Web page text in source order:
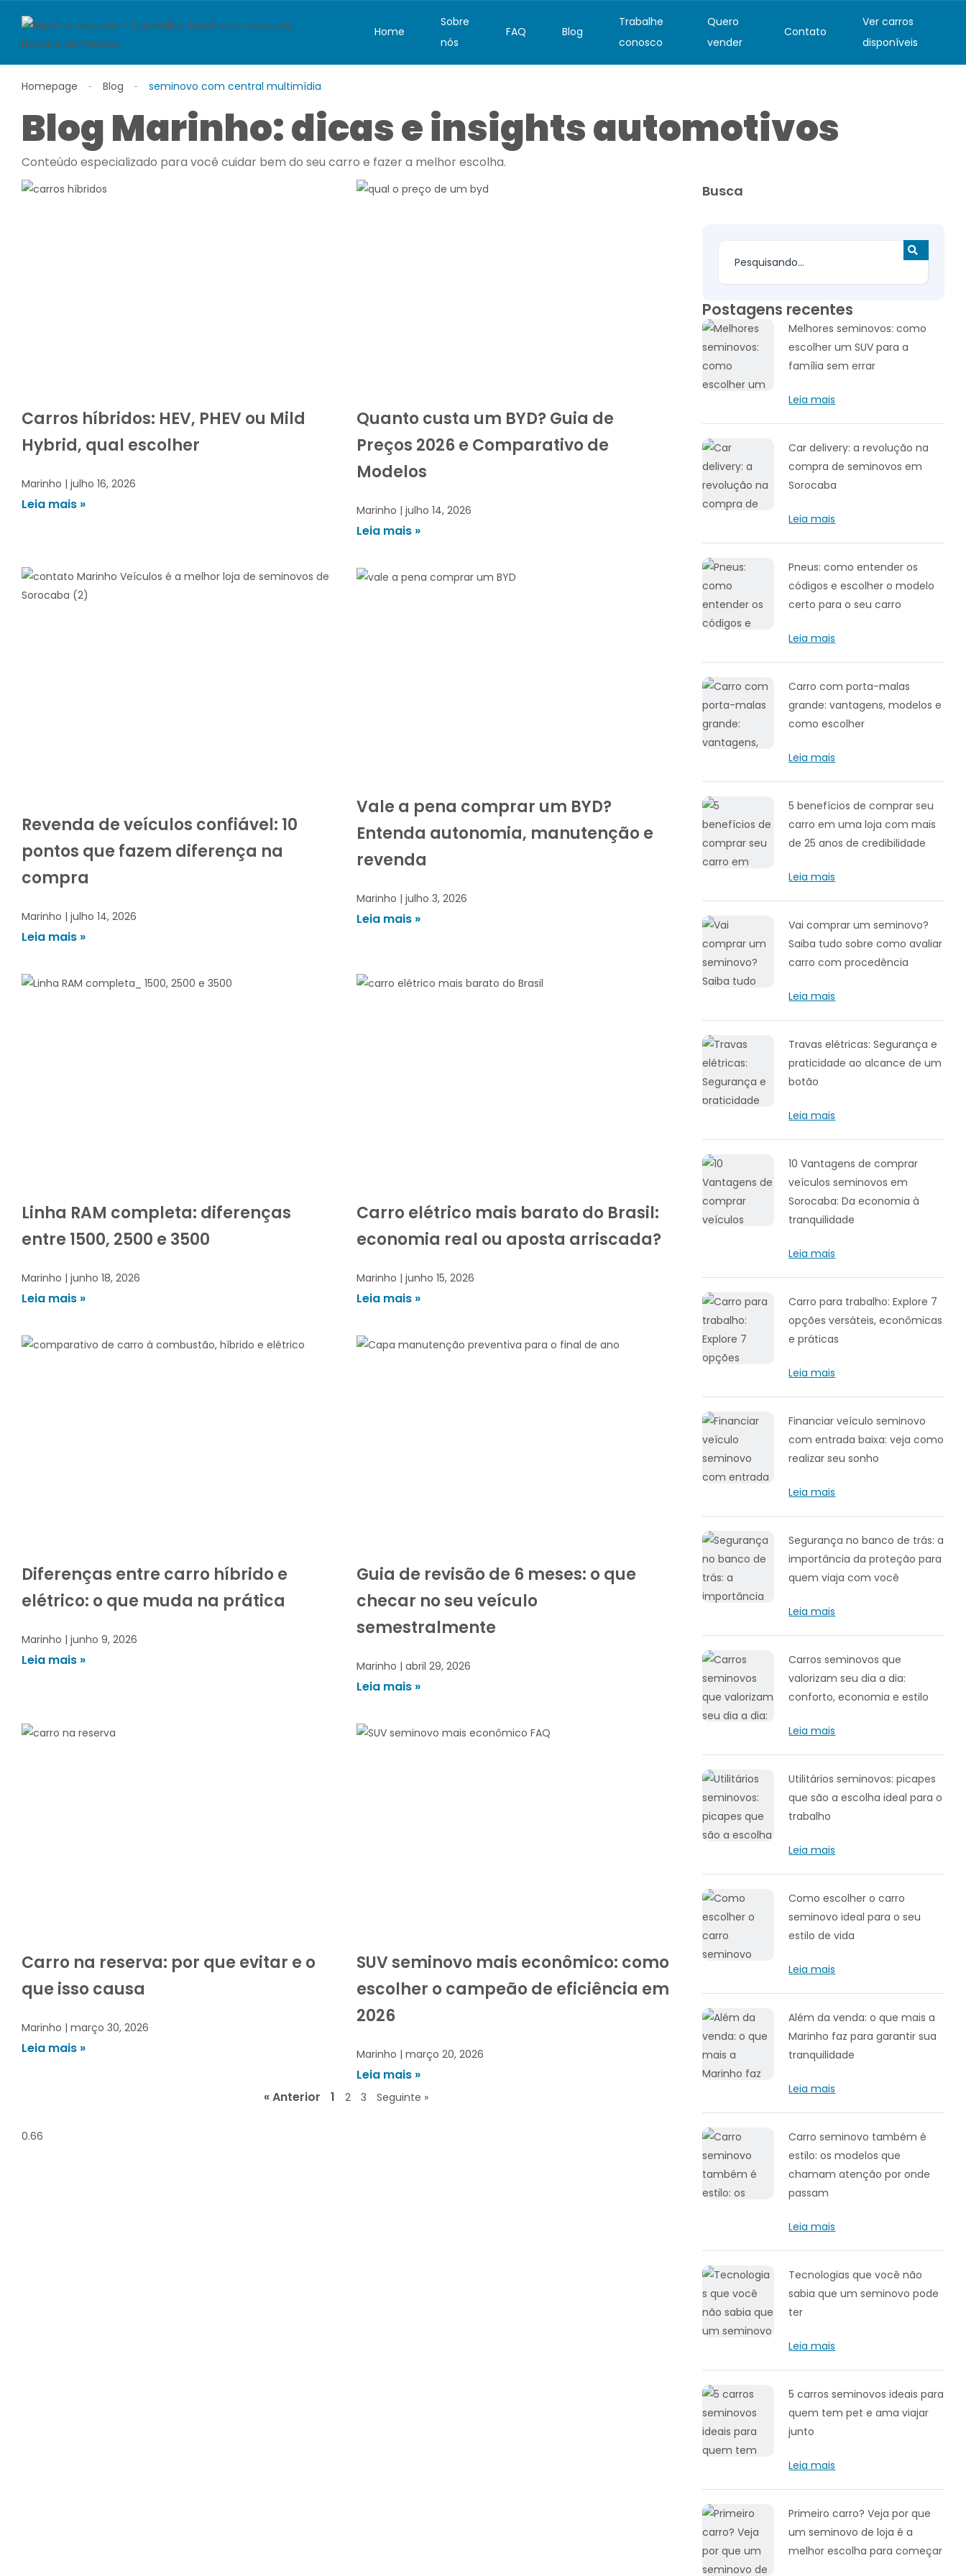
Home
Sobre
nós
FAQ Blog
Trabalhe
conosco
Quero
vender
Contato
Ver carros
disponíveis
Homepage Blog seminovo com central multimídia
Blog Marinho: dicas e insights automotivos
Conteúdo especializado para você cuidar bem do seu carro e fazer a melhor escolha.
Carros híbridos: HEV, PHEV ou Mild
Hybrid, qual escolher
Marinho julho 16, 2026
Leia mais »
Quanto custa um BYD? Guia de
Preços 2026 e Comparativo de
Modelos
Marinho julho 14, 2026
Leia mais »
Revenda de veículos confiável: 10
pontos que fazem diferença na
compra
Marinho julho 14, 2026
Leia mais »
Vale a pena comprar um BYD?
Entenda autonomia, manutenção e
revenda
Marinho julho 3, 2026
Leia mais »
Linha RAM completa: diferenças
entre 1500, 2500 e 3500
Marinho junho 18, 2026
Leia mais »
Carro elétrico mais barato do Brasil:
economia real ou aposta arriscada?
Marinho junho 15, 2026
Leia mais »
Diferenças entre carro híbrido e
elétrico: o que muda na prática
Marinho junho 9, 2026
Leia mais »
Guia de revisão de 6 meses: o que
checar no seu veículo
semestralmente
Marinho abril 29, 2026
Leia mais »
Carro na reserva: por que evitar e o
que isso causa
Marinho março 30, 2026
Leia mais »
SUV seminovo mais econômico: como
escolher o campeão de eficiência em
2026
Marinho março 20, 2026
Leia mais »
« Anterior
1 2 3 Seguinte »
Busca
Postagens recentes
Melhores seminovos: como
escolher um SUV para a
família sem errar
Leia mais
Car delivery: a revolução na
compra de seminovos em
Sorocaba
Leia mais
Pneus: como entender os
códigos e escolher o modelo
certo para o seu carro
Leia mais
Carro com porta-malas
grande: vantagens, modelos e
como escolher
Leia mais
5 benefícios de comprar seu
carro em uma loja com mais
de 25 anos de credibilidade
Leia mais
Vai comprar um seminovo?
Saiba tudo sobre como avaliar
carro com procedência
Leia mais
Travas elétricas: Segurança e
praticidade ao alcance de um
botão
Leia mais
10 Vantagens de comprar
veículos seminovos em
Sorocaba: Da economia à
tranquilidade
Leia mais
Carro para trabalho: Explore 7
opções versáteis, econômicas
e práticas
Leia mais
Financiar veículo seminovo
com entrada baixa: veja como
realizar seu sonho
Leia mais
Segurança no banco de trás: a
importância da proteção para
quem viaja com você
Leia mais
Carros seminovos que
valorizam seu dia a dia:
conforto, economia e estilo
Leia mais
Utilitários seminovos: picapes
que são a escolha ideal para o
trabalho
Leia mais
Como escolher o carro
seminovo ideal para o seu
estilo de vida
Leia mais
Além da venda: o que mais a
Marinho faz para garantir sua
tranquilidade
Leia mais
Carro seminovo também é
estilo: os modelos que
chamam atenção por onde
passam
Leia mais
Tecnologias que você não
sabia que um seminovo pode
ter
Leia mais
5 carros seminovos ideais para
quem tem pet e ama viajar
junto
Leia mais
Primeiro carro? Veja por que
um seminovo de loja é a
melhor escolha para começar